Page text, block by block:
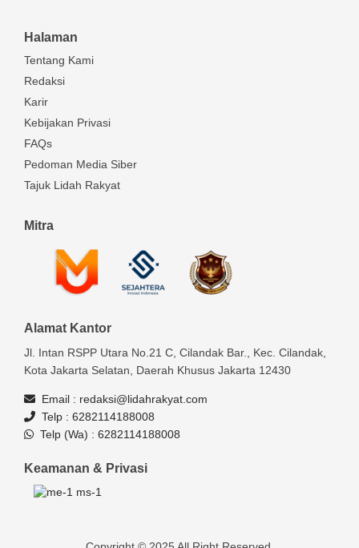
Halaman
Tentang Kami
Redaksi
Karir
Kebijakan Privasi
FAQs
Pedoman Media Siber
Tajuk Lidah Rakyat
Mitra
Alamat Kantor
Jl. Intan RSPP Utara No.21 C, Cilandak Bar., Kec. Cilandak,
Kota Jakarta Selatan, Daerah Khusus Jakarta 12430
Email : redaksi@lidahrakyat.com
Telp : 6282114188008
Telp (Wa) : 6282114188008
Keamanan & Privasi